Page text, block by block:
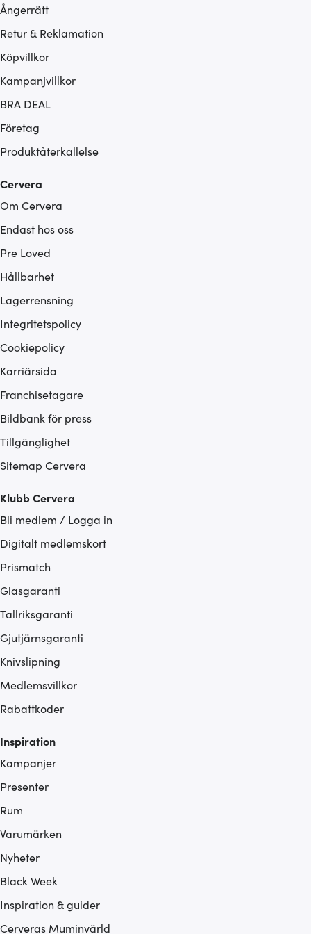
Ångerrätt
Retur & Reklamation
Köpvillkor
Kampanjvillkor
BRA DEAL
Företag
Produktåterkallelse
Cervera
Om Cervera
Endast hos oss
Pre Loved
Hållbarhet
Lagerrensning
Integritetspolicy
Cookiepolicy
Karriärsida
Franchisetagare
Bildbank för press
Tillgänglighet
Sitemap Cervera
Klubb Cervera
Bli medlem / Logga in
Digitalt medlemskort
Prismatch
Glasgaranti
Tallriksgaranti
Gjutjärnsgaranti
Knivslipning
Medlemsvillkor
Rabattkoder
Inspiration
Kampanjer
Presenter
Rum
Varumärken
Nyheter
Black Week
Inspiration & guider
Cerveras Muminvärld